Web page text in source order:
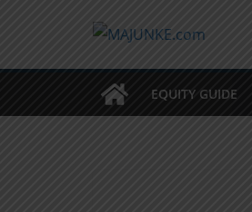
EQUITY GUIDE